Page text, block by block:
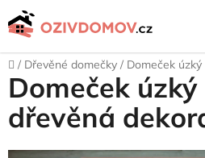
Přejít
na
Domů
/ Dřevěné domečky / Domeček
Domeček
dřevěná